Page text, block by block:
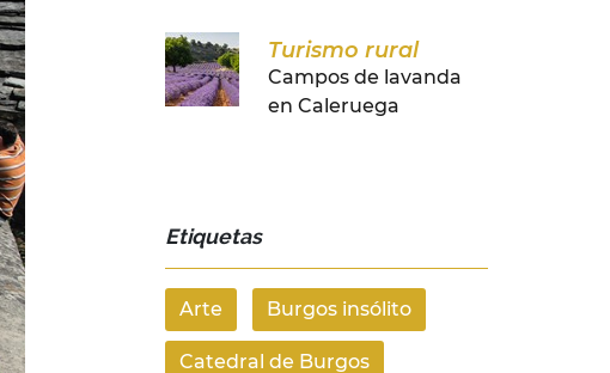
Turismo rural
Campos de lavanda
en Caleruega
Etiquetas
Arte Burgos insólito
Catedral de Burgos